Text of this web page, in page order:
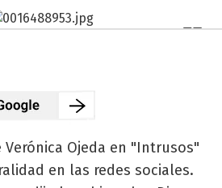
Ojeda en "Intrusos"
en las redes sociales.